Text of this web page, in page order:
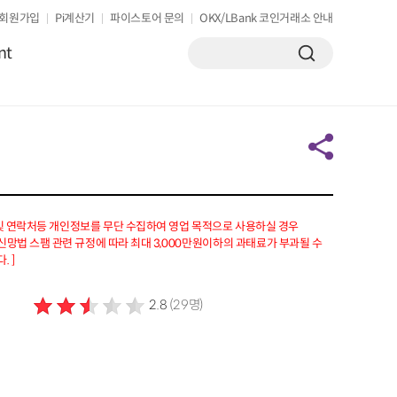
회원가입 Pi계산기 파이스토어 문의 OKX/LBank 코인거래소 안내
연락처등 개인정보를 무단 수집하여 영업 목적으로 사용하실 경우
망법 스팸 관련 규정에 따라 최대 3,000만원이하의 과태료가 부과될 수
. ]
2.8 (29명)